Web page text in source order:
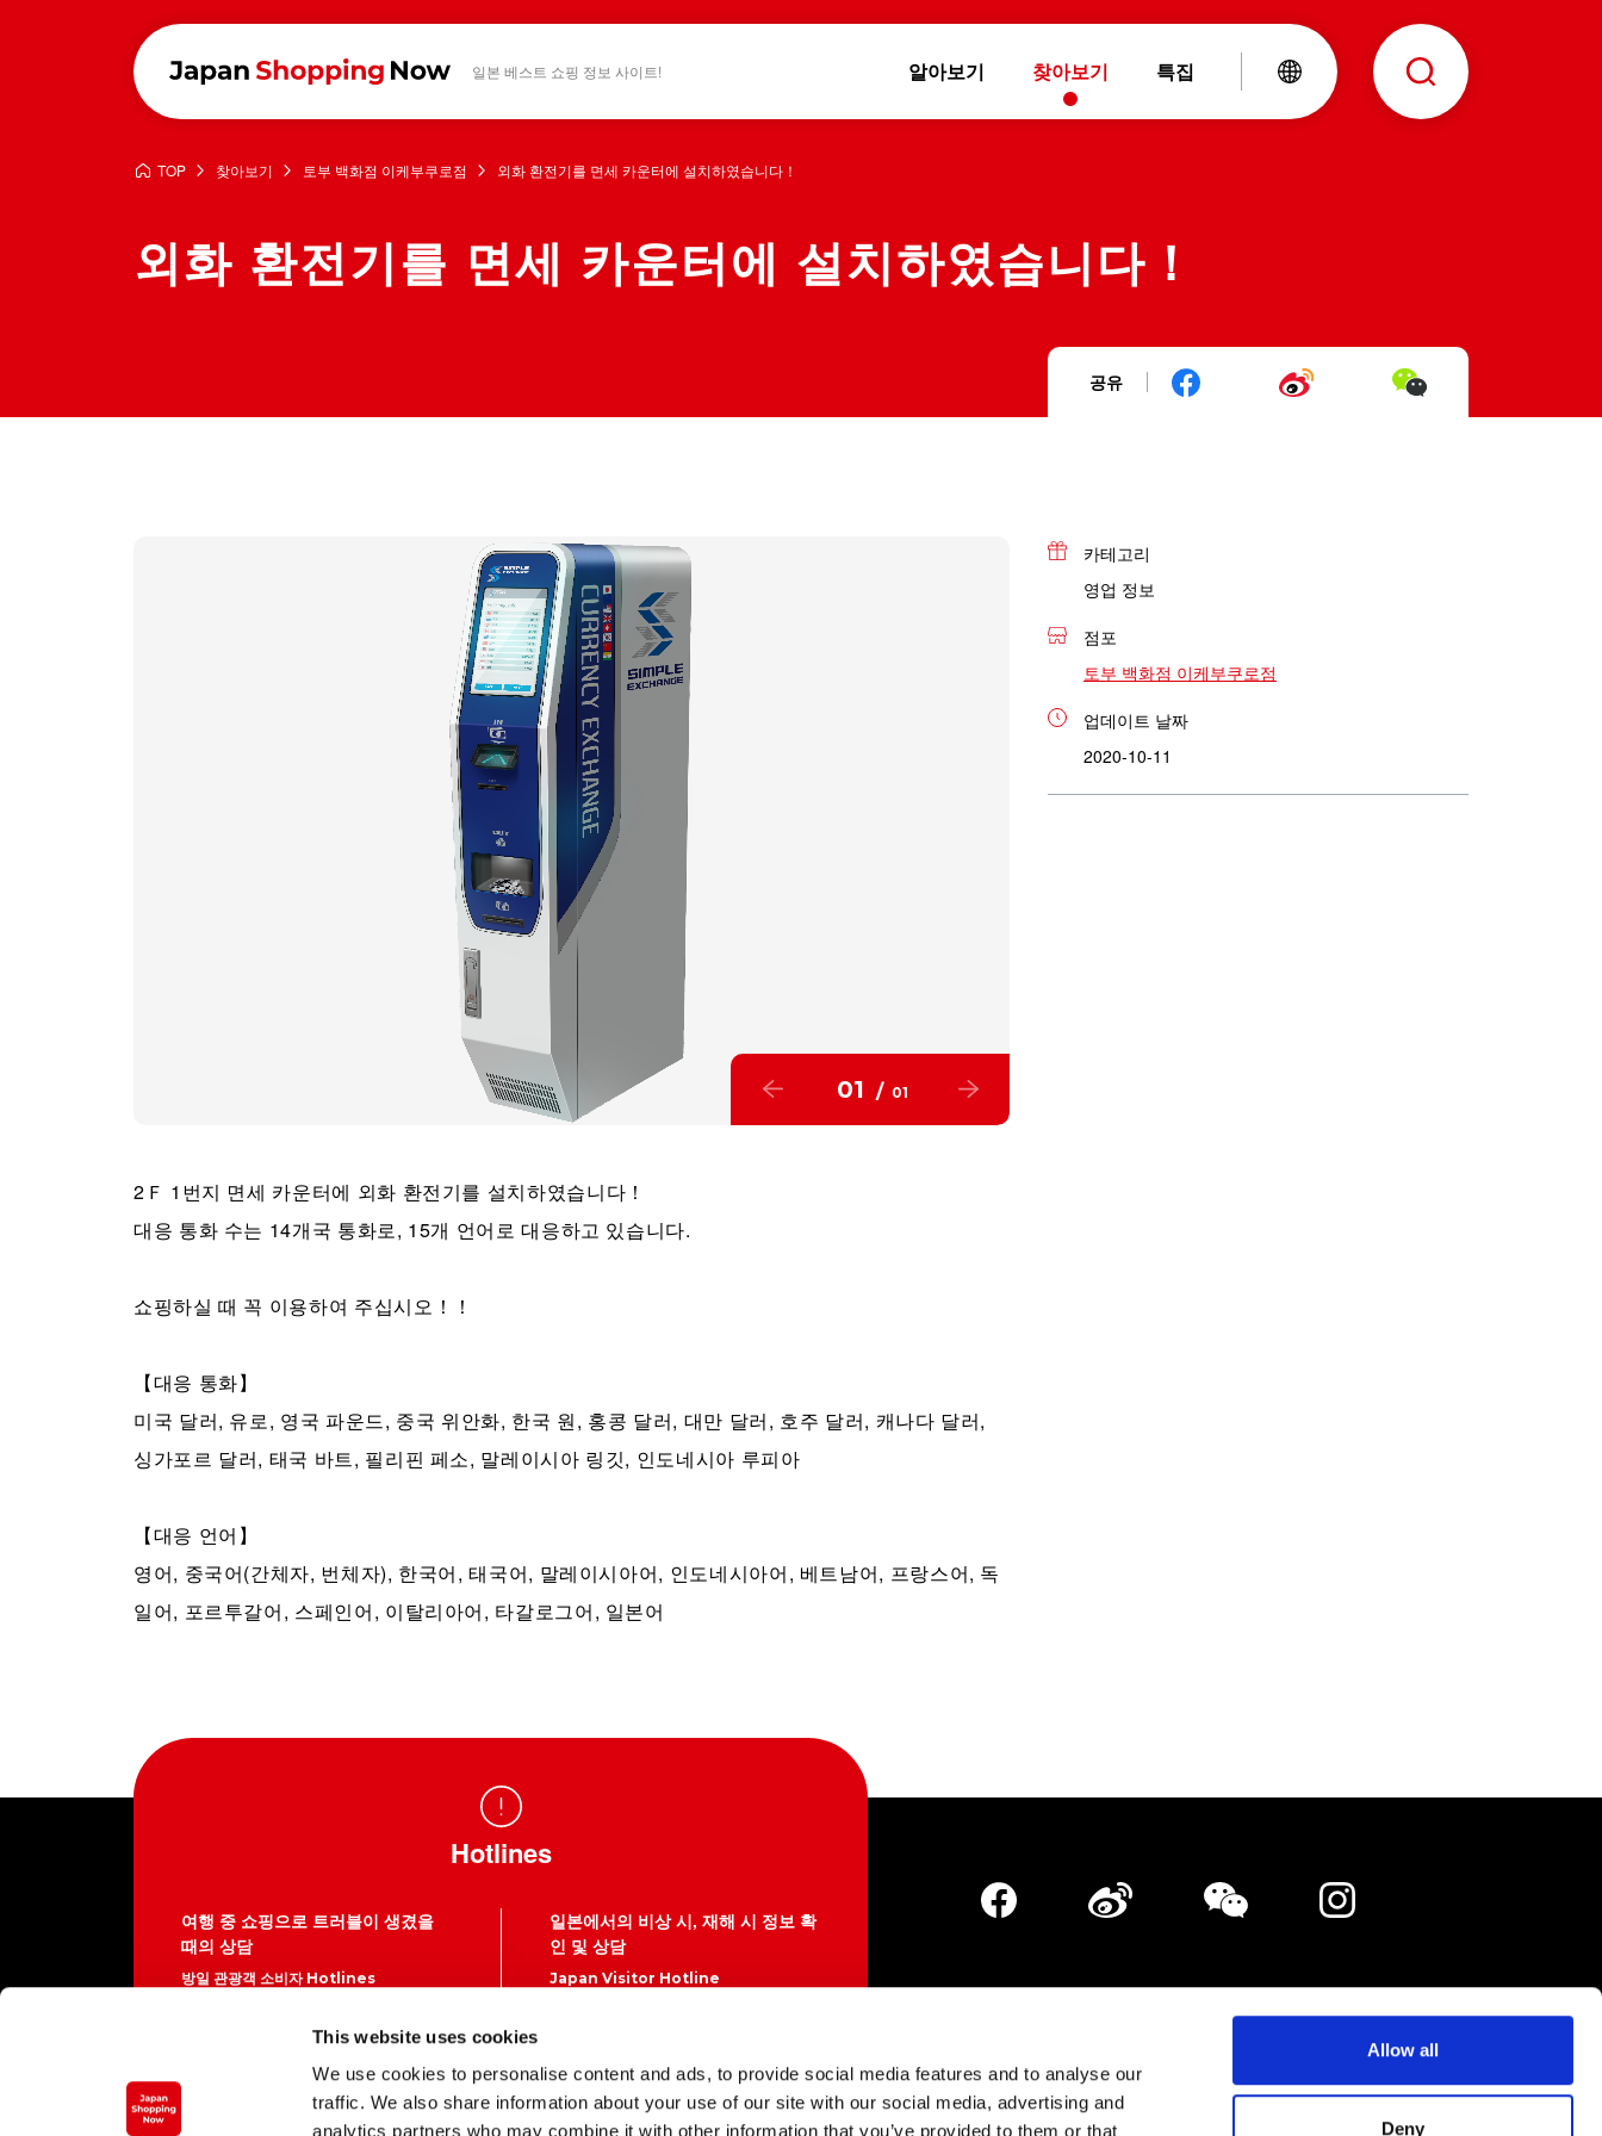
This website uses cookies
We use cookies to personalise content and ads, to provide social media features and to analyse our
traffic. We also share information about your use of our site with our social media, advertising and
analytics partners who may combine it with other information that you’ve provided to them or that
Allow all
Deny
일본 베스트 쇼핑 정보 사이트! 알아보기 찾아보기 특집
TOP 찾아보기 토부 백화점 이케부쿠로점 외화 환전기를 면세 카운터에 설치하였습니다！
외화 환전기를 면세 카운터에 설치하였습니다！
01 / 01
공유
카테고리
영업 정보
점포
토부 백화점 이케부쿠로점
업데이트 날짜
2020-10-11
2Ｆ 1번지 면세 카운터에 외화 환전기를 설치하였습니다！
대응 통화 수는 14개국 통화로, 15개 언어로 대응하고 있습니다.
쇼핑하실 때 꼭 이용하여 주십시오！！
【대응 통화】
미국 달러, 유로, 영국 파운드, 중국 위안화, 한국 원, 홍콩 달러, 대만 달러, 호주 달러, 캐나다 달러,
싱가포르 달러, 태국 바트, 필리핀 페소, 말레이시아 링깃, 인도네시아 루피아
【대응 언어】
영어, 중국어(간체자, 번체자), 한국어, 태국어, 말레이시아어, 인도네시아어, 베트남어, 프랑스어, 독
일어, 포르투갈어, 스페인어, 이탈리아어, 타갈로그어, 일본어
Hotlines
여행 중 쇼핑으로 트러블이 생겼을
때의 상담
방일 관광객 소비자 Hotlines
이쪽은 각종 서비스를 제공하고 있는 사업
자의 연락처가 아닙니다.
콜 센터로 건 전화 요금이 부과됩니다.
평일 10:00~16:00 ( 토일공휴일 ·
일본에서의 비상 시, 재해 시 정보 확
인 및 상담
Japan Visitor Hotline
https://www.japan.travel/en/plan
/hotline/
점포 게재・광고 게재 상담
개인 정보 보호 정책
Copyright © Japan Shopping Now Project Team.